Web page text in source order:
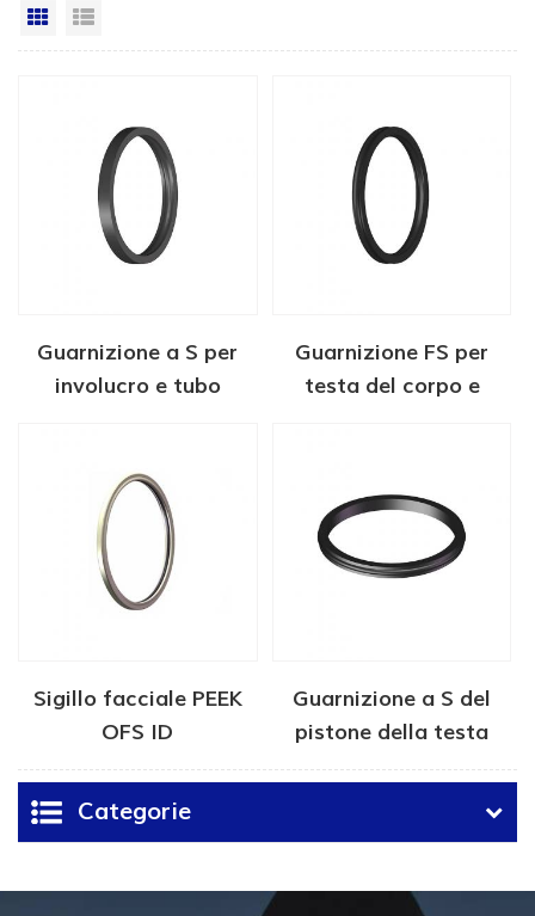
Vista a griglia
Guarnizione a S per
involucro e tubo
Guarnizione FS per
testa del corpo e
Sigillo facciale PEEK
OFS ID
Guarnizione a S del
pistone della testa
della cassa API 6A
Categorie